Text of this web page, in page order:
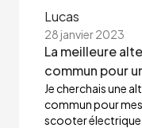
Lucas
28 janvier 2023
La meilleure
commun pour
Je cherchais une
commun pour
scooter électrique